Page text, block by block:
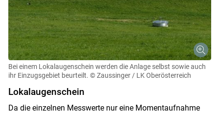
Bei einem Lokalaugenschein werden die Anlage selbst sowie auch
ihr Einzugsgebiet beurteilt. © Zaussinger / LK Oberösterreich
Lokalaugenschein
Da die einzelnen Messwerte nur eine Momentaufnahme